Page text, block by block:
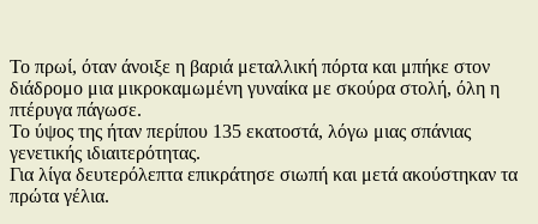
Το πρωί, όταν άνοιξε η βαριά μεταλλική πόρτα και μπήκε στον
διάδρομο μια μικροκαμωμένη γυναίκα με σκούρα στολή, όλη η
πτέρυγα πάγωσε.
Το ύψος της ήταν περίπου 135 εκατοστά, λόγω μιας σπάνιας
γενετικής ιδιαιτερότητας.
Για λίγα δευτερόλεπτα επικράτησε σιωπή και μετά ακούστηκαν τα
πρώτα γέλια.